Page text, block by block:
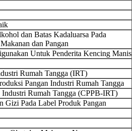
dan Batas Kadaluarsa Pada
dan Pangan
Untuk Penderita Kencing Manis
Rumah Tangga (IRT)
Pangan Industri Rumah Tangga
Rumah Tangga (CPPB-IRT)
Gizi Pada Label Produk Pangan